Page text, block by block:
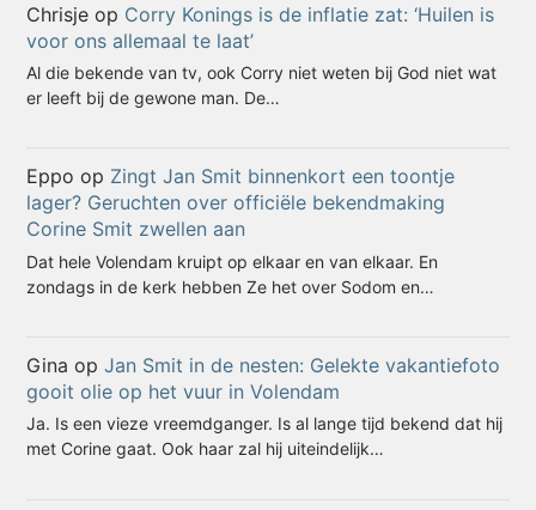
Chrisje op Corry Konings is de inflatie zat: ‘Huilen is
voor ons allemaal te laat’
Al die bekende van tv, ook Corry niet weten bij God niet wat
er leeft bij de gewone man. De…
Eppo op Zingt Jan Smit binnenkort een toontje
lager? Geruchten over officiële bekendmaking
Corine Smit zwellen aan
Dat hele Volendam kruipt op elkaar en van elkaar. En
zondags in de kerk hebben Ze het over Sodom en…
Gina opJan Smit in de nesten: Gelekte vakantiefoto
gooit olie op het vuur in Volendam
Ja. Is een vieze vreemdganger. Is al lange tijd bekend dat hij
met Corine gaat. Ook haar zal hij uiteindelijk…